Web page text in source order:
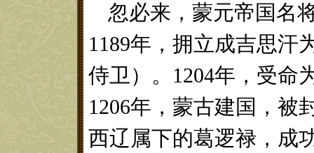
忽必来 ， 蒙元帝国名
1189年，拥立成吉思汗
侍卫）。1204年，受命
1206年，蒙古建国，被
西辽属下的葛逻禄，成